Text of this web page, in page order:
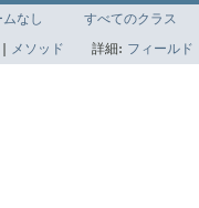
なし
すべてのクラス
メソッド 詳細: フィールド